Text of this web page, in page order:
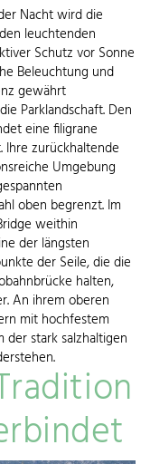
Nacht wird die
leuchtenden
Schutz vor Sonne
Beleuchtung und
gewährt
Parklandschaft. Den
eine filigrane
zurückhaltende
Umgebung
oben begrenzt. Im
weithin
der längsten
der Seile, die die
halten,
An ihrem oberen
mit hochfestem
stark salzhaltigen